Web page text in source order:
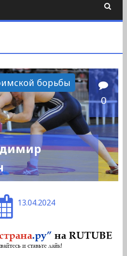
борьбы
0
13.04.2024